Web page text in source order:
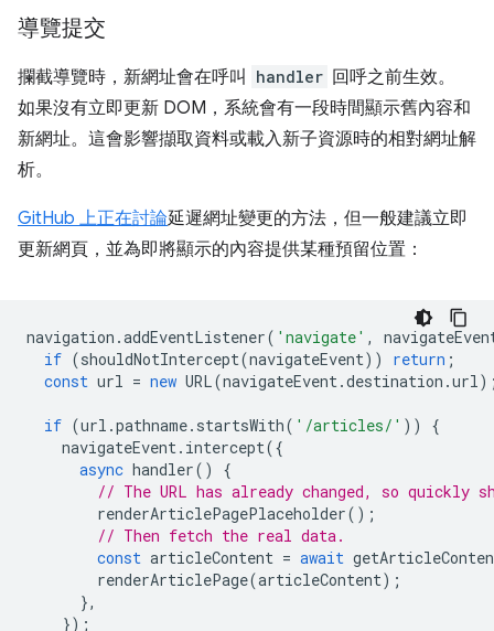
導覽提交
攔截導覽時，新網址會在呼叫 handler 回呼之前生效。
如果沒有立即更新 DOM，系統會有一段時間顯示舊內容和
新網址。這會影響擷取資料或載入新子資源時的相對網址解
析。
GitHub 上正在討論延遲網址變更的方法，但一般建議立即
更新網頁，並為即將顯示的內容提供某種預留位置：
navigation .addEventListener( 'navigate' ,
if (shouldNotIntercept(navigateEvent)) return ;
const url = new URL(navigateEvent.destination .url
if (url .pathname. startsWith( '/articles/' ))
{
navigateEvent. intercept({
async handler()
{
// The URL has already changed, so quickly
renderArticlePagePlaceholder();
// Then fetch the real data.
const articleContent = await
renderArticlePage(articleContent);
},
});